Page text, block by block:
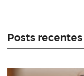
Posts recentes